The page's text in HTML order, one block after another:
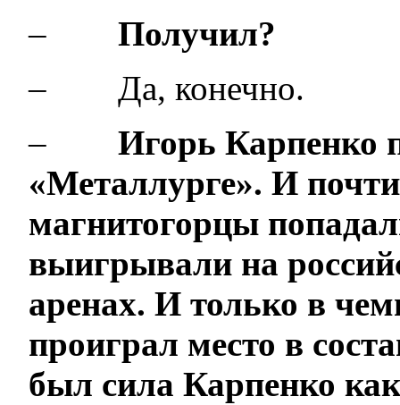
– Получил?
– Да, конечно.
– Игорь Карпенко
«Металлурге». И
магнитогорцы
выигрывали на
аренах. И только в
проиграл место в
был сила Карпенко